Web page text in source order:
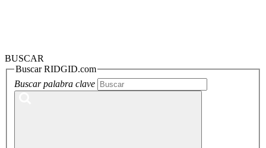
BUSCAR
Buscar RIDGID.com
Buscar palabra clave